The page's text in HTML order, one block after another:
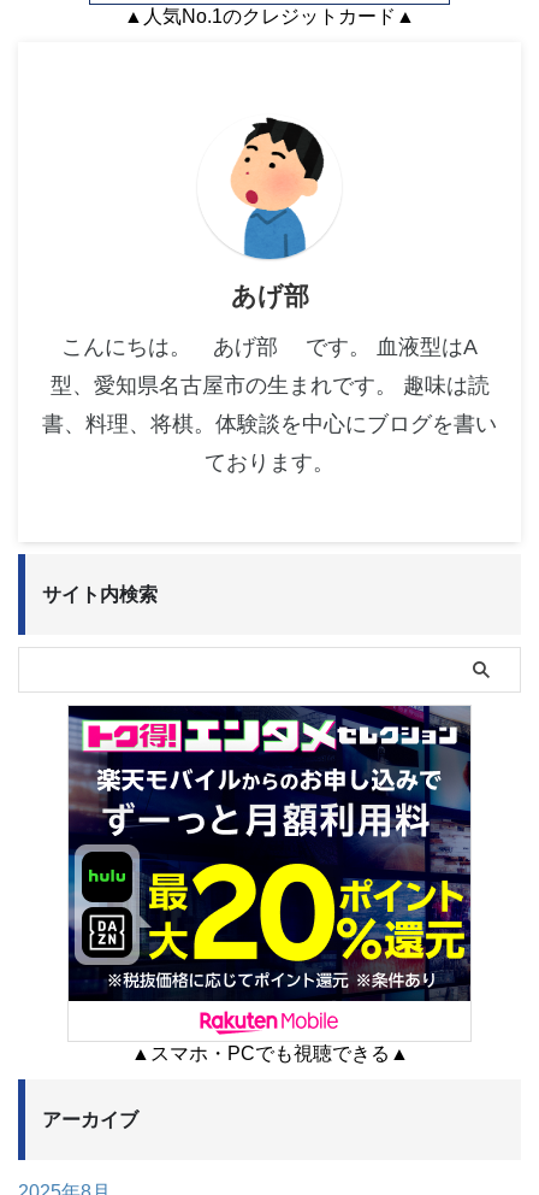
▲人気No.1のクレジットカード▲
あげ部
こんにちは。 あげ部 です。 血液型はA
型、愛知県名古屋市の生まれです。 趣味は読
書、料理、将棋。体験談を中心にブログを書い
ております。
サイト内検索
▲スマホ・PCでも視聴できる▲
アーカイブ